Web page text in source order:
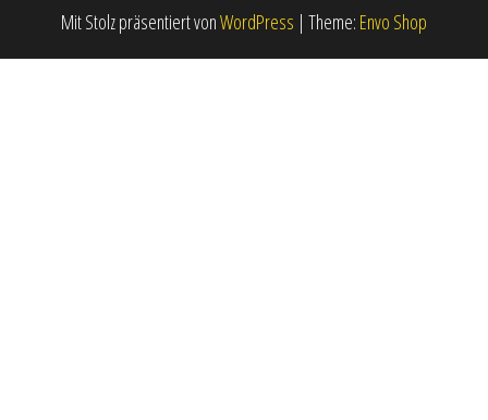
Mit Stolz präsentiert vonWordPress | Theme: Envo Shop